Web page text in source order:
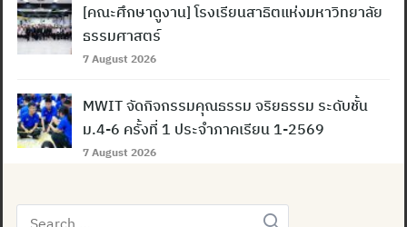
[คณะศึกษาดูงาน] โรงเรียนสาธิตแห่งมหาวิทยาลัย
ธรรมศาสตร์
7 August 2026
MWIT จัดกิจกรรมคุณธรรม จริยธรรม ระดับชั้น
ม.4-6 ครั้งที่ 1 ประจำภาคเรียน 1-2569
7 August 2026
Search